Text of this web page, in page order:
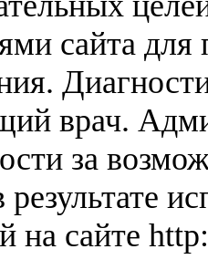
сайта
врач.
за
на сайте